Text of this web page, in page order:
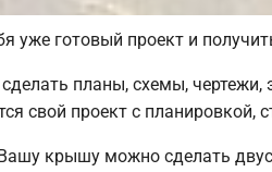
уже готовый проект и
планы, схемы, чертежи,
свой проект с
крышу можно сделать